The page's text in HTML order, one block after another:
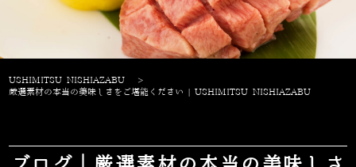
USHIMITSU NISHIAZABU
>
厳選素材の本当の美味しさをご堪能ください | USHIMITSU NISHIAZABU